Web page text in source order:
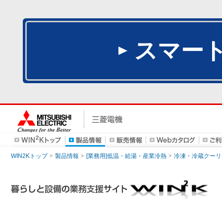
スマー
WIN2Kトップ 製品情報 [業務用]低温・給湯・産業冷熱 冷凍・冷蔵クー